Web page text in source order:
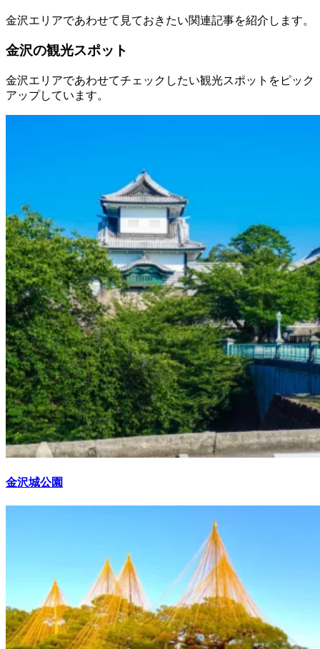
金沢エリアであわせて見ておきたい関連記事を紹介します。
金沢の観光スポット
金沢エリアであわせてチェックしたい観光スポットをピック
アップしています。
金沢城公園